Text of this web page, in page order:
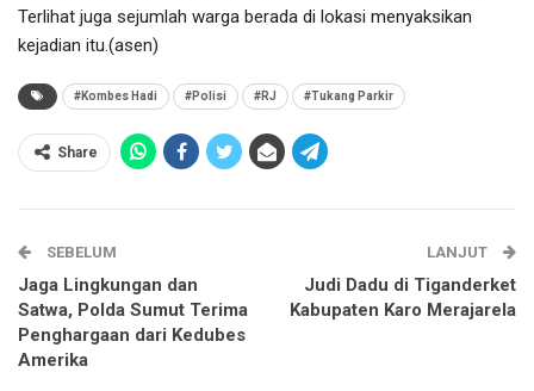
Terlihat juga sejumlah warga berada di lokasi menyaksikan
kejadian itu.(asen)
#Kombes Hadi #Polisi #RJ #Tukang Parkir
Share
SEBELUM
Jaga Lingkungan dan
Satwa, Polda Sumut Terima
Penghargaan dari Kedubes
Amerika
LANJUT
Judi Dadu di Tiganderket
Kabupaten Karo Merajarela